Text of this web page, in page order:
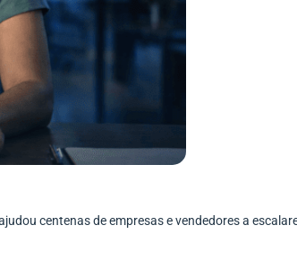
centenas de empresas e vendedores a